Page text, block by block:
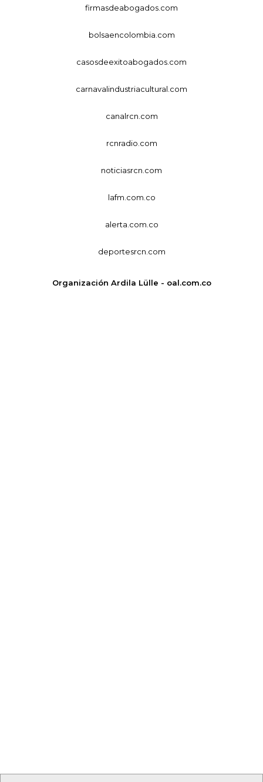
firmasdeabogados.com
bolsaencolombia.com
casosdeexitoabogados.com
carnavalindustriacultural.com
canalrcn.com
rcnradio.com
noticiasrcn.com
lafm.com.co
alerta.com.co
deportesrcn.com
Organización Ardila Lülle - oal.com.co